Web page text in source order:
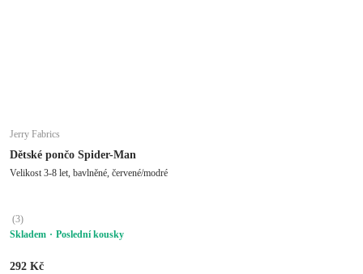
Jerry Fabrics
Dětské pončo Spider-Man
Velikost 3-8 let, bavlněné, červené/modré
(3)
Skladem
Poslední kousky
292 Kč